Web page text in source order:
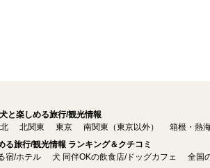
と楽しめる旅行/観光情報
北関東 東京 南関東（東京以外） 箱根・熱
る旅行/観光情報 ランキング＆クチコミ
宿/ホテル
犬 同伴OKの飲食店/ドッグカフェ 全国